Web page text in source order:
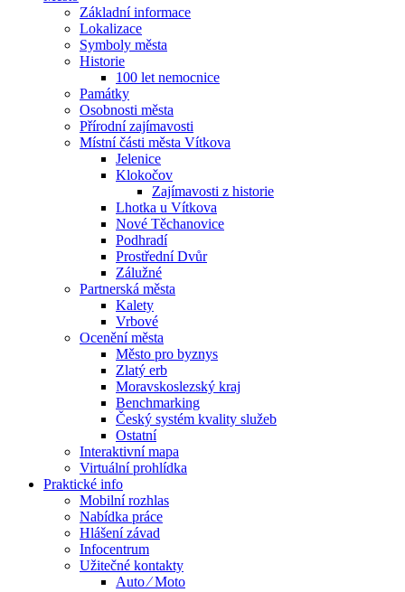
Základní informace
Lokalizace
Symboly města
Historie
100 let nemocnice
Památky
Osobnosti města
Přírodní zajímavosti
Místní části města Vítkova
Jelenice
Klokočov
Zajímavosti z historie
Lhotka u Vítkova
Nové Těchanovice
Podhradí
Prostřední Dvůr
Zálužné
Partnerská města
Kalety
Vrbové
Ocenění města
Město pro byznys
Zlatý erb
Moravskoslezský kraj
Benchmarking
Český systém kvality služeb
Ostatní
Interaktivní mapa
Virtuální prohlídka
Praktické info
Mobilní rozhlas
Nabídka práce
Hlášení závad
Infocentrum
Užitečné kontakty
Auto ⁄ Moto